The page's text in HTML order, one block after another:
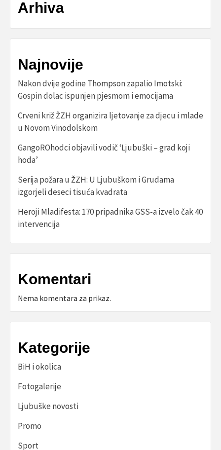
Arhiva
Najnovije
Nakon dvije godine Thompson zapalio Imotski:
Gospin dolac ispunjen pjesmom i emocijama
Crveni križ ŽZH organizira ljetovanje za djecu i mlade
u Novom Vinodolskom
GangoROhodci objavili vodič ‘Ljubuški – grad koji
hoda’
Serija požara u ŽZH: U Ljubuškom i Grudama
izgorjeli deseci tisuća kvadrata
Heroji Mladifesta: 170 pripadnika GSS-a izvelo čak 40
intervencija
Komentari
Nema komentara za prikaz.
Kategorije
BiH i okolica
Fotogalerije
Ljubuške novosti
Promo
Sport